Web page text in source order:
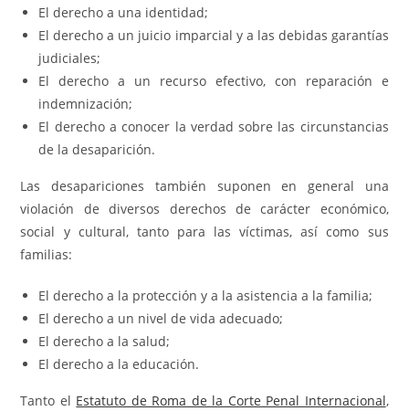
El derecho a una identidad;
El derecho a un juicio imparcial y a las debidas garantías
judiciales;
El derecho a un recurso efectivo, con reparación e
indemnización;
El derecho a conocer la verdad sobre las circunstancias
de la desaparición.
Las desapariciones también suponen en general una
violación de diversos derechos de carácter económico,
social y cultural, tanto para las víctimas, así como sus
familias:
El derecho a la protección y a la asistencia a la familia;
El derecho a un nivel de vida adecuado;
El derecho a la salud;
El derecho a la educación.
Tanto el Estatuto de Roma de la Corte Penal Internacional,